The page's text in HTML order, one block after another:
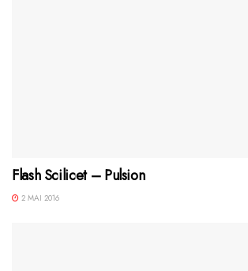
Flash Scilicet – Pulsion
2 MAI 2016